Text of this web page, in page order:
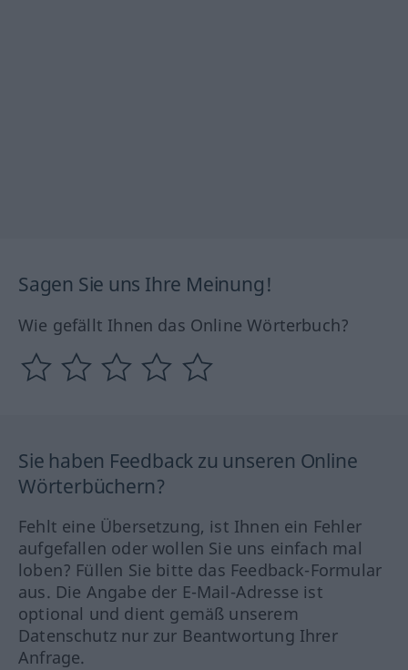
Sagen Sie uns Ihre Meinung!
Wie gefällt Ihnen das Online Wörterbuch?
Sie haben Feedback zu unseren Online
Wörterbüchern?
Fehlt eine Übersetzung, ist Ihnen ein Fehler
aufgefallen oder wollen Sie uns einfach mal
loben? Füllen Sie bitte das Feedback-Formular
aus. Die Angabe der E-Mail-Adresse ist
optional und dient gemäß unserem
Datenschutz nur zur Beantwortung Ihrer
Anfrage.